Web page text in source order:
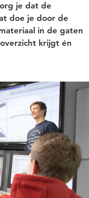
je dat de
doe je door de
in de gaten
krijgt én